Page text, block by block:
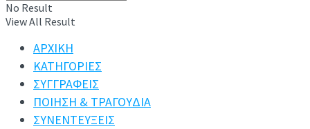
No Result
View All Result
ΑΡΧΙΚΗ
ΚΑΤΗΓΟΡΙΕΣ
ΣΥΓΓΡΑΦΕΙΣ
ΠΟΙΗΣΗ & ΤΡΑΓΟΥΔΙΑ
ΣΥΝΕΝΤΕΥΞΕΙΣ